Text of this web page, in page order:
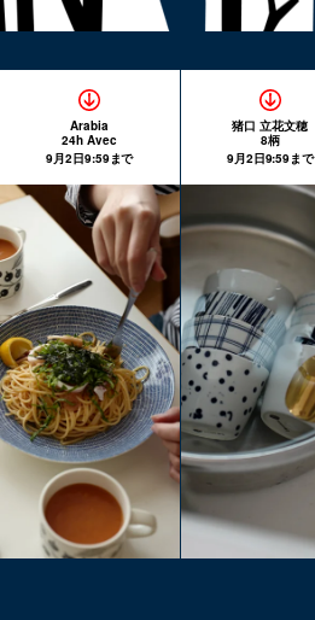
Arabia
24h Avec
9月2日9:59まで
猪口 立花文穂
8柄
9月2日9:59まで